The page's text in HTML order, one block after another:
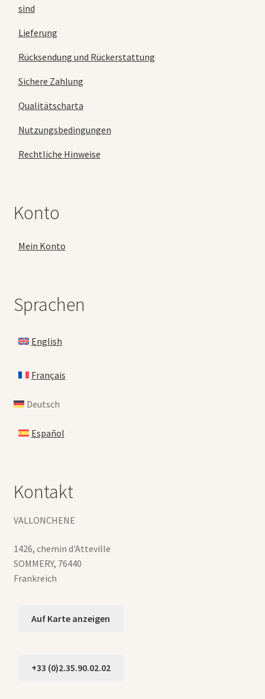
sind
Lieferung
Rücksendung und Rückerstattung
Sichere Zahlung
Qualitätscharta
Nutzungsbedingungen
Rechtliche Hinweise
Konto
Mein Konto
Sprachen
English
Français
Deutsch
Español
Kontakt
VALLONCHENE
1426, chemin d'Atteville
SOMMERY, 76440
Frankreich
Auf Karte anzeigen
+33 (0)2.35.90.02.02